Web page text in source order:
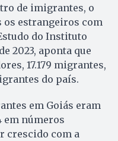
de imigrantes, o
os estrangeiros com
do Instituto
2023, aponta que
17.179 migrantes,
do país.
em Goiás eram
em números
crescido com a